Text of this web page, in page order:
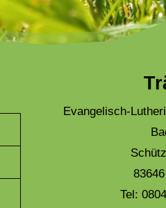
Evangelisch-
Tel: